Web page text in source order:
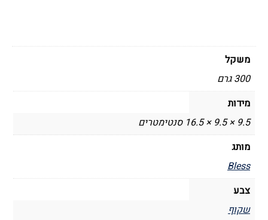
משקל
300 גרם
מידות
9.5 × 9.5 × 16.5 סנטימטרים
מותג
Bless
צבע
שקוף